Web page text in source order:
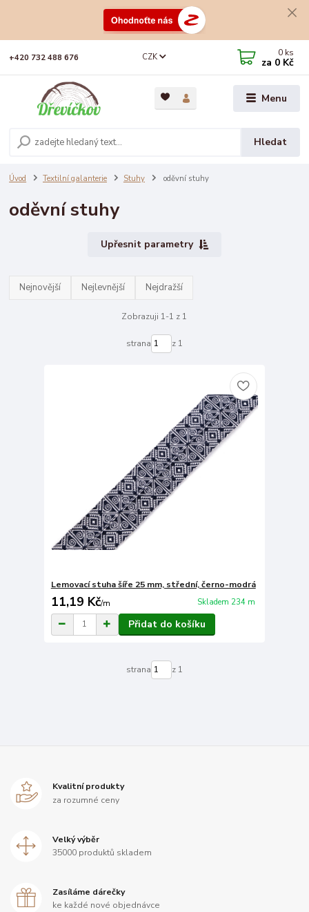
Menu
CZK
Hledat
+420 732 488 676 0 ks
za 0 Kč
Úvod Textilní galanterie Stuhy oděvní stuhy
oděvní stuhy
Upřesnit parametry
Nejnovější Nejlevnější Nejdražší
Zobrazuji 1-1 z 1
strana z 1
Lemovací stuha šíře 25 mm, střední, černo-modrá
11,19 Kč/m Skladem 234 m
Přidat do košíku
strana z 1
Kvalitní produkty
za rozumné ceny
Velký výběr
35000 produktů skladem
Zasíláme dárečky
ke každé nové objednávce